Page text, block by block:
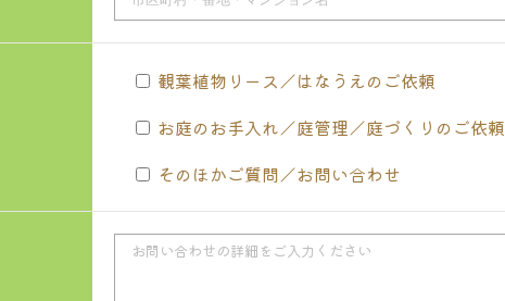
観葉植物リース／はなうえのご依頼
お庭のお手入れ／庭管理／庭づくりのご依頼
そのほかご質問／お問い合わせ